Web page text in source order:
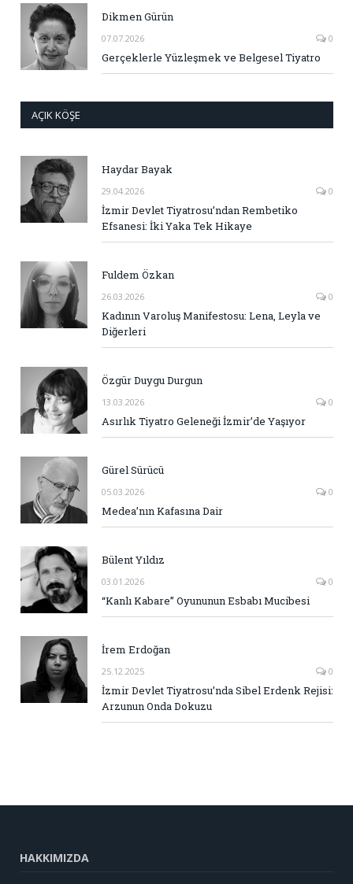
Dikmen Gürün
07.07.2026 0
Gerçeklerle Yüzleşmek ve Belgesel Tiyatro
AÇIK KÖŞE
Haydar Bayak
29.04.2026 0
İzmir Devlet Tiyatrosu’ndan Rembetiko
Efsanesi: İki Yaka Tek Hikaye
Fuldem Özkan
26.03.2026 0
Kadının Varoluş Manifestosu: Lena, Leyla ve
Diğerleri
Özgür Duygu Durgun
13.03.2026 0
Asırlık Tiyatro Geleneği İzmir’de Yaşıyor
Gürel Sürücü
05.03.2026 0
Medea’nın Kafasına Dair
Bülent Yıldız
03.01.2026 0
“Kanlı Kabare” Oyununun Esbabı Mucibesi
İrem Erdoğan
25.12.2025 0
İzmir Devlet Tiyatrosu’nda Sibel Erdenk Rejisi:
Arzunun Onda Dokuzu
HAKKIMIZDA